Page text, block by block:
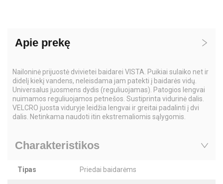
Apie prekę
Nailoninė prijuostė dvivietei baidarei VISTA. Puikiai sulaiko net ir
didelį kiekį vandens, neleisdama jam patekti į baidarės vidų.
Universalus juosmens dydis (reguliuojamas). Patogios lengvai
nuimamos reguliuojamos petnešos. Sustiprinta vidurinė dalis.
VELCRO juosta viduryje leidžia lengvai ir greitai padalinti į dvi
dalis. Netinkama naudoti itin ekstremaliomis sąlygomis.
Charakteristikos
Tipas Priedai baidarėms